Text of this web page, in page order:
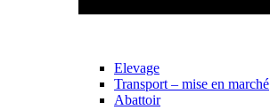
Elevage
Transport – mise en marché
Abattoir